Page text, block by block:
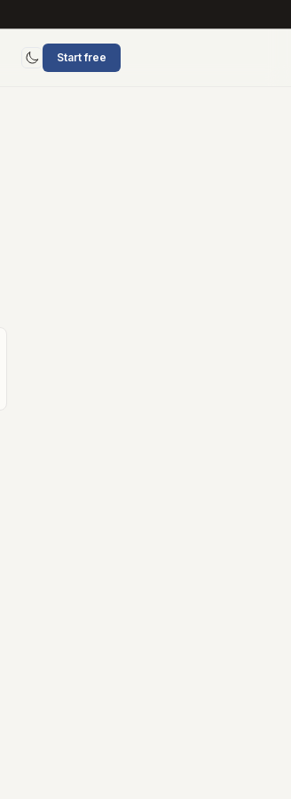
Toggle mode
Start free